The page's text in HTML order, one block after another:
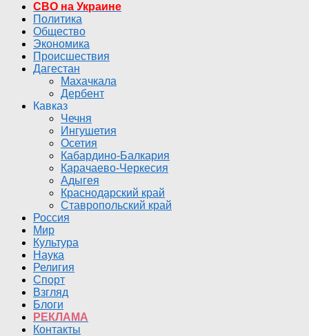
СВО на Украине
Политика
Общество
Экономика
Происшествия
Дагестан
Махачкала
Дербент
Кавказ
Чечня
Ингушетия
Осетия
Кабардино-Балкария
Карачаево-Черкесия
Адыгея
Краснодарский край
Ставропольский край
Россия
Мир
Культура
Наука
Религия
Спорт
Взгляд
Блоги
РЕКЛАМА
Контакты